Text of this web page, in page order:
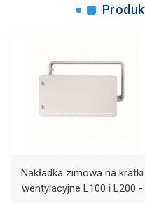
Nakładka zimowa na kratki
wentylacyjne L100 i L200 -